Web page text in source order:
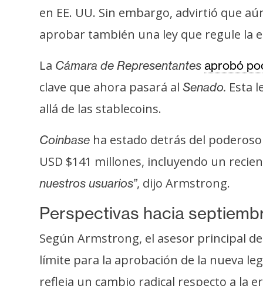
en EE. UU. Sin embargo, advirtió que
aprobar también una ley que regule la
La Cámara de Representantes aprobó
clave que ahora pasará al Senado. Esta
allá de las stablecoins.
Coinbase ha estado detrás del
USD $141 millones, incluyendo un
nuestros usuarios”, dijo Armstrong.
Perspectivas hacia
Según Armstrong, el asesor principal
límite para la aprobación de la nueva
refleja un cambio radical respecto a la